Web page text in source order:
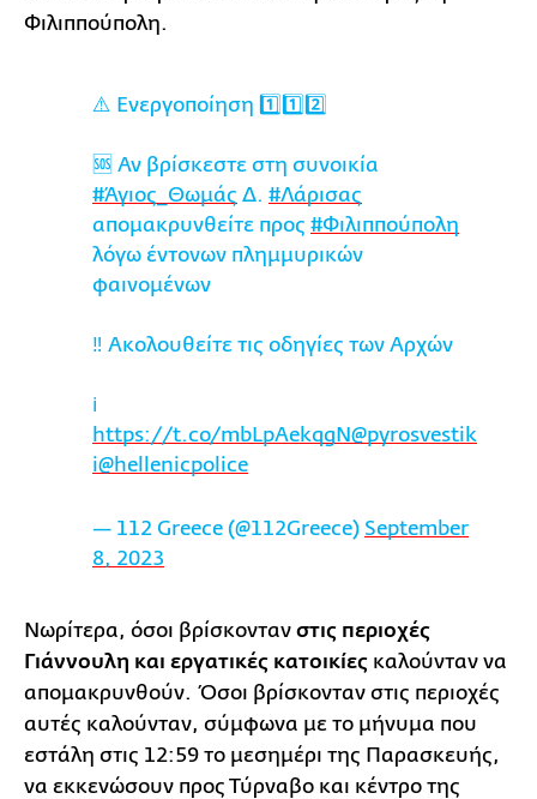
Φιλιππούπολη.
⚠️ Ενεργοποίηση 1️⃣1️⃣2️⃣
🆘 Αν βρίσκεστε στη συνοικία
#Άγιος_Θωμάς Δ. #Λάρισας
απομακρυνθείτε προς #Φιλιππούπολη
λόγω έντονων πλημμυρικών
φαινομένων
‼️ Ακολουθείτε τις οδηγίες των Αρχών
ℹ️
https://t.co/mbLpAekqgN@pyrosvestik
i@hellenicpolice
— 112 Greece (@112Greece) September
8, 2023
Νωρίτερα, όσοι βρίσκονταν στις περιοχές
Γιάννουλη και εργατικές κατοικίες καλούνταν να
απομακρυνθούν. Όσοι βρίσκονταν στις περιοχές
αυτές καλούνταν, σύμφωνα με το μήνυμα που
εστάλη στις 12:59 το μεσημέρι της Παρασκευής,
να εκκενώσουν προς Τύρναβο και κέντρο της